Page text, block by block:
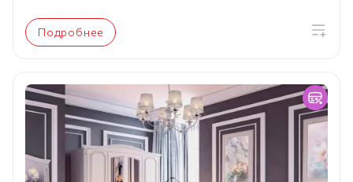
Подробнее